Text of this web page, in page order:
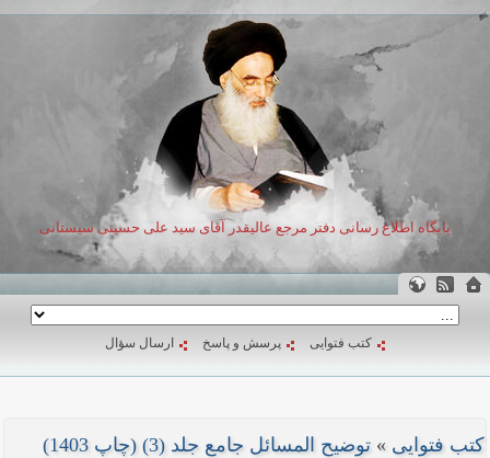
پایگاه اطلاع رسانی دفتر مرجع عالیقدر آقای سید علی حسینی سیستانی
کتب فتوایی پرسش و پاسخ ارسال سؤال
کتب فتوایی » توضیح المسائل جامع جلد (3) (چاپ 1403)